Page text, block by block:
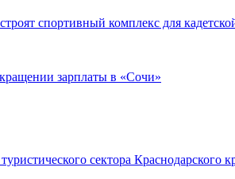
спортивный комплекс для
зарплаты в «Сочи»
сектора Краснодарского